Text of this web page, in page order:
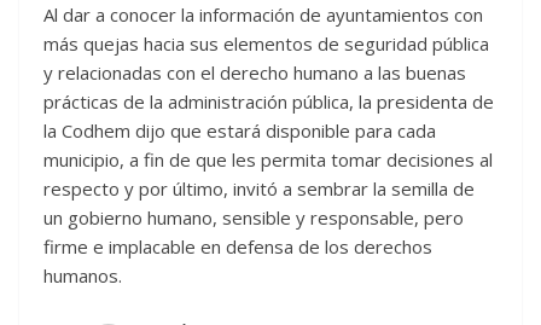
Al dar a conocer la información de ayuntamientos con
más quejas hacia sus elementos de seguridad pública
y relacionadas con el derecho humano a las buenas
prácticas de la administración pública, la presidenta de
la Codhem dijo que estará disponible para cada
municipio, a fin de que les permita tomar decisiones al
respecto y por último, invitó a sembrar la semilla de
un gobierno humano, sensible y responsable, pero
firme e implacable en defensa de los derechos
humanos.